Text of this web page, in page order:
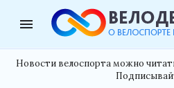
menu
Новости велоспорта можно